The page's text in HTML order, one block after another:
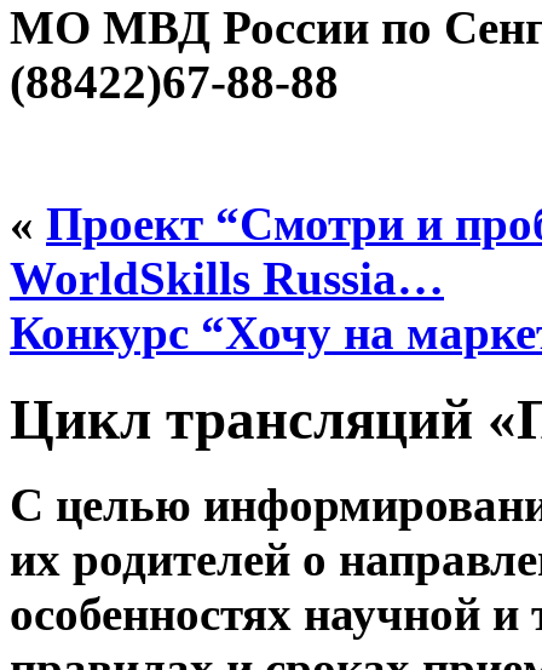
МО МВД России по
(88422)67-88-88
« Проект “Смотри и
WorldSkills Russia…
Конкурс “Хочу на
Цикл трансляций
С целью
их родителей о
особенностях научной и